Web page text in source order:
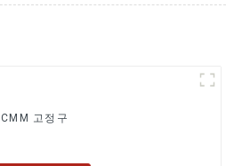
CMM 고정구